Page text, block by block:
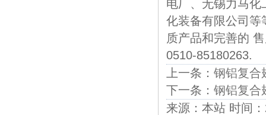
电厂、无锡力马
化装备有限公司等
质产品和完善的
0510-85180263.
上一条： 钢铝复合
下一条： 钢铝复合
来源：本站 时间